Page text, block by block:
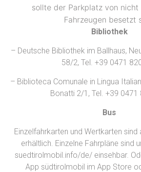
sollte der Parkplatz von
Fahrzeugen besetzt
Bibliothek
– Deutsche Bibliothek im Ballhaus,
58/2, Tel. +39 0471
– Biblioteca Comunale in Lingua
Bonatti 2/1, Tel. +39 0471
Bus
Einzelfahrkarten und Wertkarten sind
erhältlich. Einzelne Fahrpläne sind
suedtirolmobil.info/de/ einsehbar.
App südtirolmobil im App Store